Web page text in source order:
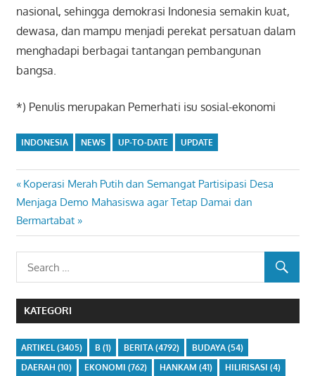
nasional, sehingga demokrasi Indonesia semakin kuat,
dewasa, dan mampu menjadi perekat persatuan dalam
menghadapi berbagai tantangan pembangunan
bangsa.
*) Penulis merupakan Pemerhati isu sosial-ekonomi
INDONESIA NEWS UP-TO-DATE UPDATE
Navigasi
pos
Previous
Post:
Koperasi Merah Putih dan Semangat Partisipasi Desa
Next
Post:
Menjaga Demo Mahasiswa agar Tetap Damai dan
Bermartabat
KATEGORI
ARTIKEL(3405) B(1) BERITA(4792) BUDAYA(54)
DAERAH (10) EKONOMI (762) HANKAM (41) HILIRISASI (4)